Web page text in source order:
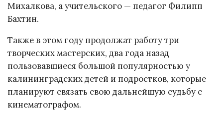
Михалкова, а учительского — педагог Филипп
Бахтин.
Также в этом году продолжат работу три
творческих мастерских, два года назад
пользовавшиеся большой популярностью у
калининградских детей и подростков, которые
планируют связать свою дальнейшую судьбу с
кинематографом.